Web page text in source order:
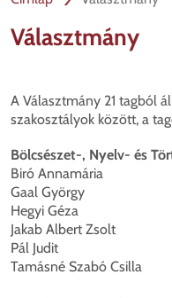
Választmány
A Választmány 21 tagból
szakosztályok között, a
Bölcsészet-, Nyelv- és
Biró Annamária
Gaal György
Hegyi Géza
Jakab Albert Zsolt
Pál Judit
Tamásné Szabó Csilla